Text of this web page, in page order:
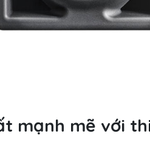
mạnh mẽ với